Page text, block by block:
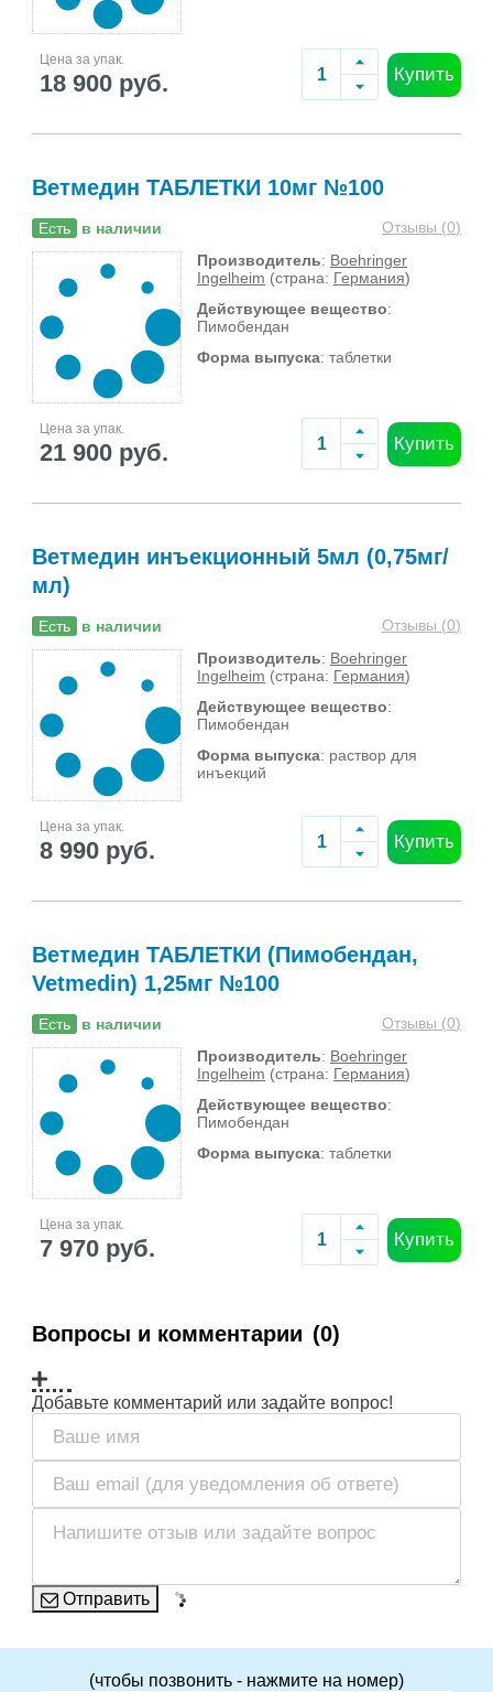
Цена за упак.
18 900 руб. Купить
Ветмедин ТАБЛЕТКИ 10мг №100
Есть в наличии Отзывы (0)
Производитель: Boehringer
Ingelheim (страна: Германия)
Действующее вещество:
Пимобендан
Форма выпуска: таблетки
Цена за упак.
21 900 руб. Купить
Ветмедин инъекционный 5мл (0,75мг/
мл)
Есть в наличии Отзывы (0)
Производитель: Boehringer
Ingelheim (страна: Германия)
Действующее вещество:
Пимобендан
Форма выпуска: раствор для
инъекций
Цена за упак.
8 990 руб. Купить
Ветмедин ТАБЛЕТКИ (Пимобендан,
Vetmedin) 1,25мг №100
Есть в наличии Отзывы (0)
Производитель: Boehringer
Ingelheim (страна: Германия)
Действующее вещество:
Пимобендан
Форма выпуска: таблетки
Цена за упак.
7 970 руб. Купить
Вопросы и комментарии (0)
Добавьте комментарий или задайте вопрос!
Отправить
(чтобы позвонить - нажмите на номер)